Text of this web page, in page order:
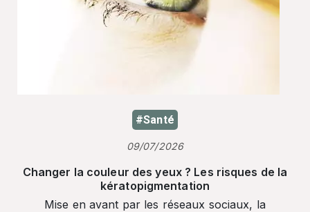
#Santé
09/07/2026
Changer la couleur des yeux ? Les risques de la
kératopigmentation
Mise en avant par les réseaux sociaux, la